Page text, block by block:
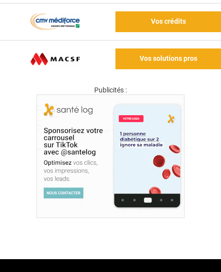
Vos crédits
Vos solutions pros
Publicités :